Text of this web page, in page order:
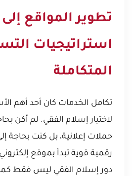
تطوير المواقع إلى
استراتيجيات
المتكاملة
تكامل الخدمات كان أحد أهم
لاختيار إسلام الفقي. لم أكن
حملات إعلانية، بل كنت بحاجة
رقمية قوية تبدأ بموقع
دور إسلام الفقي ليس فقط